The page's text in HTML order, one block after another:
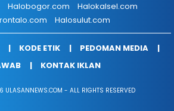
Halobogor.com
Halokalsel.com
Halosulut.com
KODE ETIK
PEDOMAN MEDIA
KONTAK IKLAN
ULASANNEWS.COM - ALL RIGHTS RESERVED